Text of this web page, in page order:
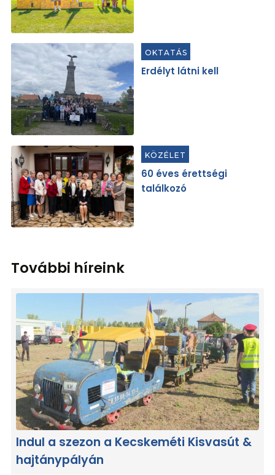
OKTATÁS
Erdélyt látni kell
KÖZÉLET
60 éves érettségi
találkozó
További híreink
Indul a szezon a Kecskeméti Kisvasút &
hajtánypályán